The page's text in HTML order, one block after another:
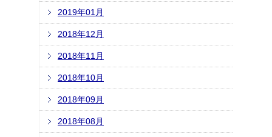
2019年01月
2018年12月
2018年11月
2018年10月
2018年09月
2018年08月